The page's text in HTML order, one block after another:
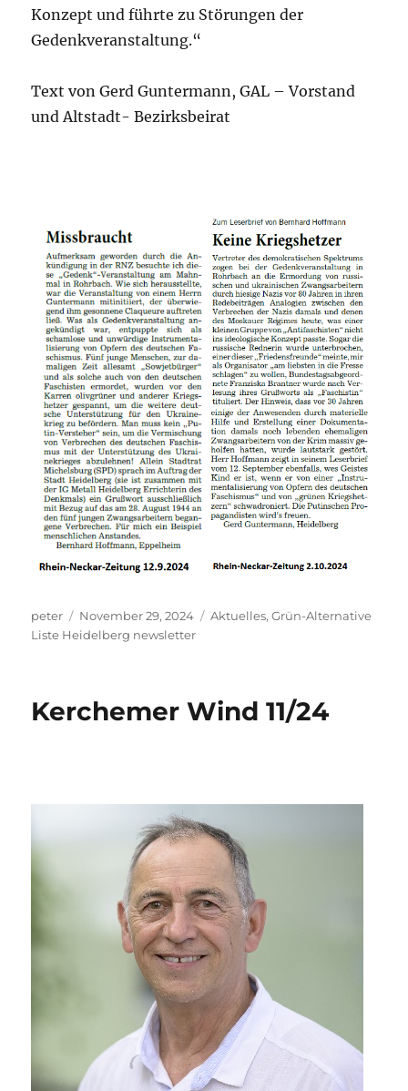
Konzept und führte zu Störungen der
Gedenkveranstaltung.“
Text von Gerd Guntermann, GAL – Vorstand
und Altstadt- Bezirksbeirat
Autor
peter
Veröffentlicht
am
November 29, 2024 Kategorien
Aktuelles,Grün-Alternative
Liste Heidelberg newsletter
Kerchemer Wind 11/24